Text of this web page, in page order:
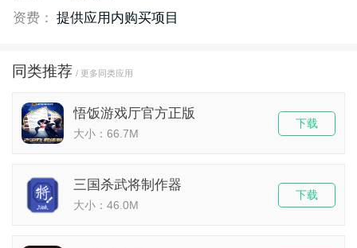
资费： 提供应用内购买项目
同类推荐 / 更多同类应用
悟饭游戏厅官方正版
大小：66.7M
下载
三国杀武将制作器
大小：46.0M
下载